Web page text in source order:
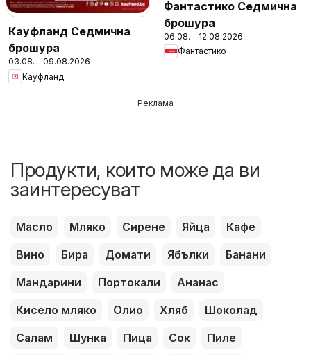
Кауфланд Седмична
брошура
03.08. - 09.08.2026
Кауфланд
Фантастико Седмична
брошура
06.08. - 12.08.2026
Фантастико
Реклама
Продукти, които може да ви
заинтересуват
Масло Мляко Сирене Яйца
Кафе
Вино
Бира Домати Ябълки
Банани
Мандарини
Портокали
Ананас
Кисело мляко
Олио Хляб
Шоколад
Салам
Шунка Пица Сок
Пиле